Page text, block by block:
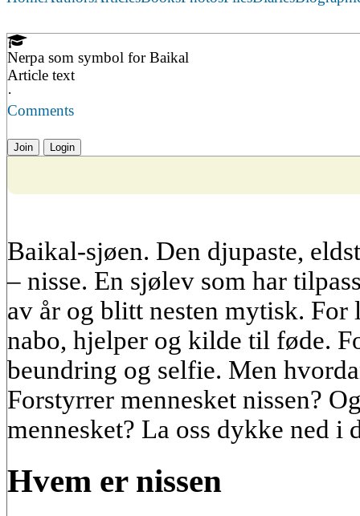
Nerpa som symbol for Baikal
Article text
·
Comments
Join Login
Baikal-sjøen. Den djupaste,
– nisse. En sjølev som har
av år og blitt nesten mytisk.
nabo, hjelper og kilde til føde.
beundring og selfie. Men
Forstyrrer mennesket nissen?
mennesket? La oss dykke ned i
Hvem er nissen